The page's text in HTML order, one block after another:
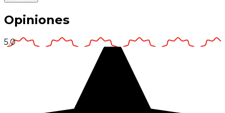
Opiniones
5.0